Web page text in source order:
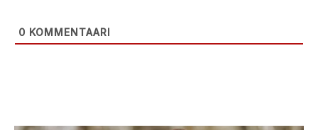
0 KOMMENTAARI